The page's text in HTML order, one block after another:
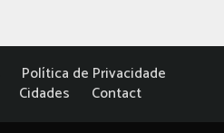
Política de Privacidade
Cidades Contact